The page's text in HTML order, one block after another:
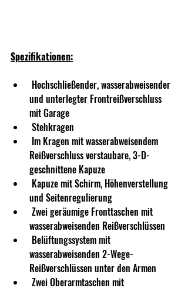
Spezifikationen:
und unterlegter Frontreißverschluss
mit Garage
Stehkragen
Reißverschluss verstaubare, 3-D-
geschnittene Kapuze
und Seitenregulierung
wasserabweisenden Reißverschlüssen
wasserabweisenden 2-Wege-
Reißverschlüssen unter den Armen